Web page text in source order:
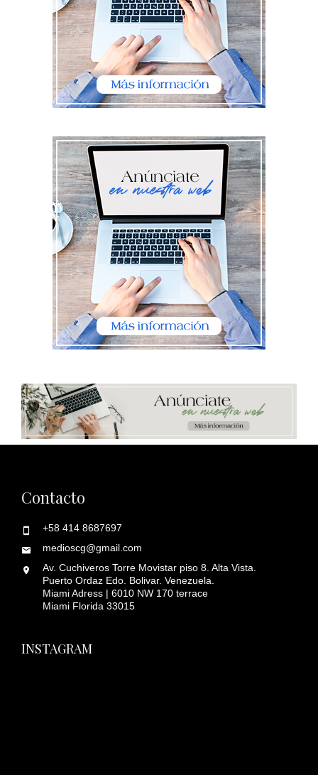
Contacto
+58 414 8687697
medioscg@gmail.com
Av. Cuchiveros Torre Movistar piso 8. Alta Vista.
Puerto Ordaz Edo. Bolivar. Venezuela.
Miami Adress | 6010 NW 170 terrace
Miami Florida 33015
INSTAGRAM